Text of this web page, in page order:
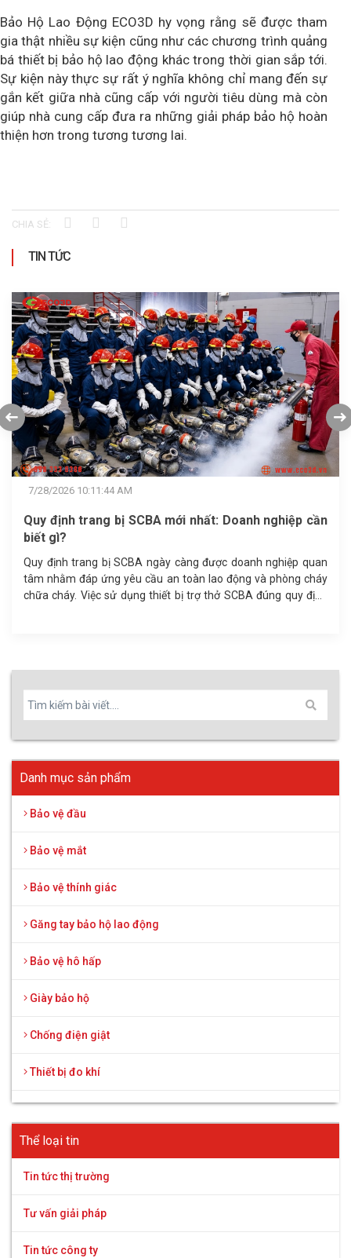
Bảo Hộ Lao Động ECO3D hy vọng rằng sẽ được tham
gia thật nhiều sự kiện cũng như các chương trình quảng
bá thiết bị bảo hộ lao động khác trong thời gian sắp tới.
Sự kiện này thực sự rất ý nghĩa không chỉ mang đến sự
gắn kết giữa nhà cũng cấp với người tiêu dùng mà còn
giúp nhà cung cấp đưa ra những giải pháp bảo hộ hoàn
thiện hơn trong tương tương lai.
CHIA SẺ:
TIN TỨC
mới nhất: Doanh nghiệp cần
càng được doanh nghiệp quan
an toàn lao động và phòng cháy
bị trợ thở SCBA đúng quy định
GB2890-2022: Tỷ
Độ an toàn của mặt nạ
phin lọc mà còn ở tỷ lệ
GB2890-2022 quy định
Danh mục sản phẩm
Bảo vệ đầu
Bảo vệ mắt
Bảo vệ thính giác
Găng tay bảo hộ lao động
Bảo vệ hô hấp
Giày bảo hộ
Chống điện giật
Thiết bị đo khí
Thể loại tin
Tin tức thị trường
Tư vấn giải pháp
Tin tức công ty